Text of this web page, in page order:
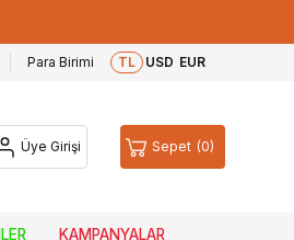
Para Birimi TL USD EUR
Üye Girişi Sepet 0
KAMPANYALAR